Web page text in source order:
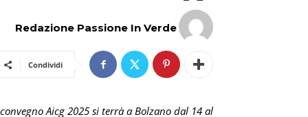
Redazione Passione In Verde
Condividi
Aicg 2025 si terrà a Bolzano dal 14 al